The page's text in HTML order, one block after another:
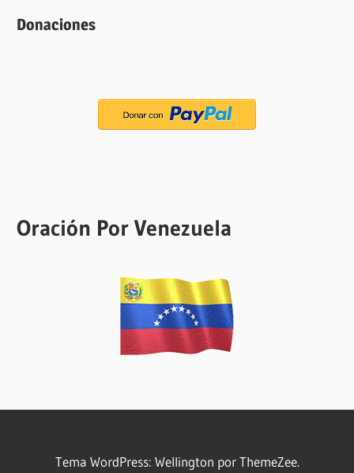
Donaciones
Oración Por Venezuela
Tema WordPress: Wellington por ThemeZee.